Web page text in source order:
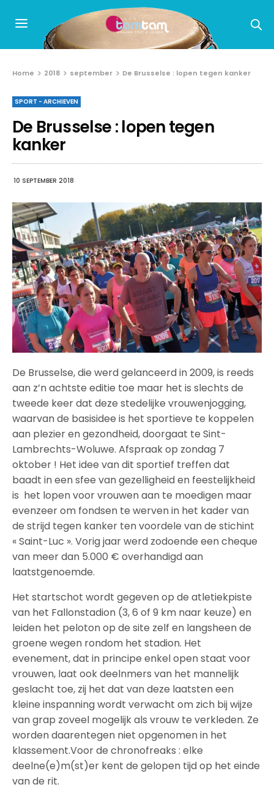
Home 2018 september De Brusselse : lopen tegen kanker
SPORT - ARCHIEVEN
De Brusselse : lopen tegen
kanker
10 SEPTEMBER 2018
De Brusselse, die werd gelanceerd in 2009, is reeds
aan z’n achtste editie toe maar het is slechts de
tweede keer dat deze stedelijke vrouwenjogging,
waarvan de basisidee is het sportieve te koppelen
aan plezier en gezondheid, doorgaat te Sint-
Lambrechts-Woluwe. Afspraak op zondag 7
oktober ! Het idee van dit sportief treffen dat
baadt in een sfee van gezelligheid en feestelijkheid
is het lopen voor vrouwen aan te moedigen maar
evenzeer om fondsen te werven in het kader van
de strijd tegen kanker ten voordele van de stichint
« Saint-Luc ». Vorig jaar werd zodoende een cheque
van meer dan 5.000 € overhandigd aan
laatstgenoemde.
Het startschot wordt gegeven op de atletiekpiste
van het Fallonstadion (3, 6 of 9 km naar keuze) en
leiden het peloton op de site zelf en langsheen de
groene wegen rondom het stadion. Het
evenement, dat in principe enkel open staat voor
vrouwen, laat ook deelnmers van het mannelijk
geslacht toe, zij het dat van deze laatsten een
kleine inspanning wordt verwacht om zich bij wijze
van grap zoveel mogelijk als vrouw te verkleden. Ze
worden daarentegen niet opgenomen in het
klassement.Voor de chronofreaks : elke
deelne(e)m(st)er kent de gelopen tijd op het einde
van de rit.